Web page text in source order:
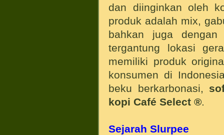
dan diinginkan oleh
produk adalah mix,
bahkan juga
tergantung lokasi
memiliki produk
konsumen di
beku berkarbonasi,
kopi Café Select ®
Sejarah Slurpee